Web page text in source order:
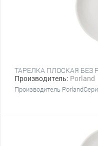
ТАРЕЛКА ПЛОСКАЯ БЕЗ
Производитель: Porland
Производитель